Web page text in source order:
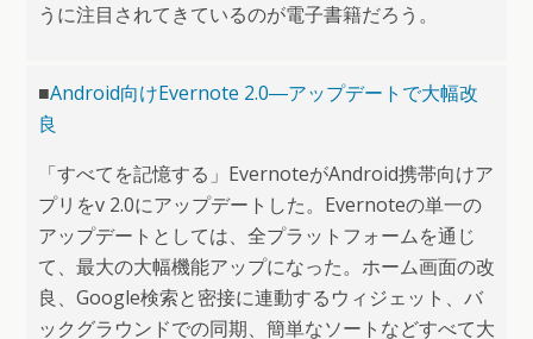
うに注目されてきているのが電子書籍だろう。
■Android向けEvernote 2.0―アップデートで大幅改
良
「すべてを記憶する」EvernoteがAndroid携帯向けア
プリをv 2.0にアップデートした。Evernoteの単一の
アップデートとしては、全プラットフォームを通じ
て、最大の大幅機能アップになった。ホーム画面の改
良、Google検索と密接に連動するウィジェット、バ
ックグラウンドでの同期、簡単なソートなどすべて大